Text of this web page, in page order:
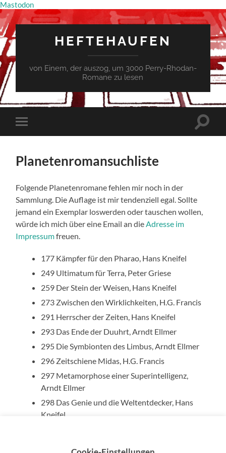
Mastodon
HEFTEHAUFEN
von Einem, der auszog, um 3000 Perry-Rhodan-
Romane zu lesen
Mobile-
Menü
Planetenromansuchliste
Folgende Planetenromane fehlen mir noch in der
Sammlung. Die Auflage ist mir tendenziell egal. Sollte
jemand ein Exemplar loswerden oder tauschen wollen,
würde ich mich über eine Email an die Adresse im
Impressumfreuen.
177 Kämpfer für den Pharao, Hans Kneifel
249 Ultimatum für Terra, Peter Griese
259 Der Stein der Weisen, Hans Kneifel
273 Zwischen den Wirklichkeiten, H.G. Francis
291 Herrscher der Zeiten, Hans Kneifel
293 Das Ende der Duuhrt, Arndt Ellmer
295 Die Symbionten des Limbus, Arndt Ellmer
296 Zeitschiene Midas, H.G. Francis
297 Metamorphose einer Superintelligenz,
Arndt Ellmer
298 Das Genie und die Weltentdecker, Hans
Kneifel